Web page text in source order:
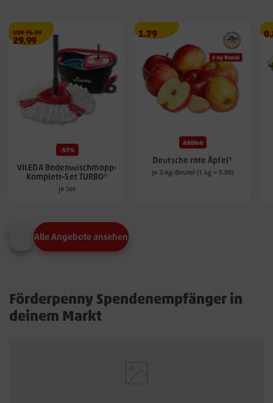
UVP71.39€
Angebotspreis
29.99
29.99
-57%
VILEDA Bodenwischmopp-
Komplett-Set TURBO*
je Set
Angebotspreis
1.79
1.79
Aktion
Deutsche rote Äpfel*
je 2-kg-Beutel (1 kg = 0.90)
Alle Angebote ansehen
Förderpenny Spendenempfänger in
deinem Markt